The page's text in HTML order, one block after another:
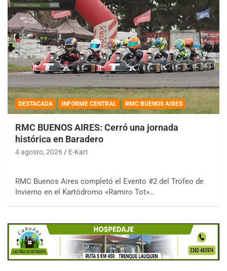
DESTACADA INFORME CENTRAL RMC BUENOS AIRES
RMC BUENOS AIRES: Cerró una jornada
histórica en Baradero
4 agosto, 2026 E-Kart
RMC Buenos Aires completó el Evento #2 del Trofeo de
Invierno en el Kartódromo «Ramiro Tot»…